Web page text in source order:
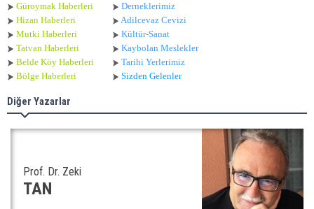
Güroymak Haberleri
Hizan Haberleri
Mutki Haberleri
Tatvan Haberleri
Belde Köy Haberleri
Bölge Haberleri
Derneklerimiz
Adilcevaz Cevizi
Kültür-Sanat
Kaybolan Meslekler
Tarihi Yerlerimiz
Sizden Gelenler
Diğer Yazarlar
Prof. Dr. Zeki
TAN